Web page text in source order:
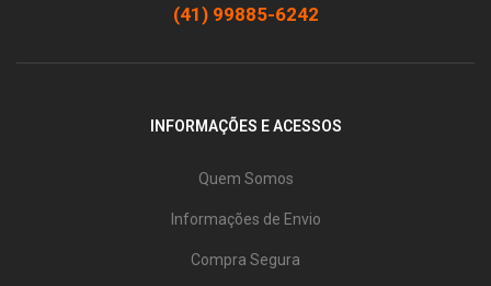
(41) 99885-6242
INFORMAÇÕES E ACESSOS
Quem Somos
Informações de Envio
Compra Segura